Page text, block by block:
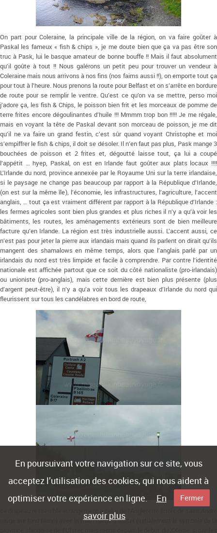
En poursuivant votre navigation sur ce site, vous
acceptez l’utilisation des cookies, qui nous aident à
optimiser votre expérience en ligne.
Fermer
En
savoir plus
On part pour Coleraine, la principale ville de la région, on va faire goûter à
Paskal les fameux « fish & chips », je me doute bien que ça va pas être son
truc à Pask, lui le basque amateur de bonne bouffe !! Mais il faut absolument
qu’il goûte à tout !! Nous galérons un petit peu pour trouver un vendeur à
Coleraine mais nous arrivons à nos fins (nos faims aussi !!), on emporte tout ça
pour tout à l’heure. Nous prenons la route pour Belfast et on s’arrête en bordure
de route pour se remplir le ventre. Qu’est ce qu’on va se mettre, perso moi
j’adore ça, les fish & Chips, le poisson bien frit et les morceaux de pomme de
terre frites encore dégoulinantes d’huile !!! Mmmm trop bon !!!!! Je me régale,
mais en voyant la tête de Paskal devant son morceau de poisson, je me dit
qu’il ne va faire un grand festin, c’est sûr quand voyant Christophe et moi
s’empiffrer le fish & chips, il doit se désoler. Il n’en faut pas plus, Pask mange 3
bouchées de poisson et 2 frites et, dégoutté laisse tout, ça lui a coupé
l’appétit … hyep, Paskal, on est en Irlande faut goûter aux plats locaux !!!!
L’Irlande du nord, province annexée par le Royaume Uni sur la terre irlandaise,
si le paysage ne change pas beaucoup par rapport à la République d’Irlande,
(on est sur la même île), l’économie, les infrastructures, l’agriculture, l’accent
anglais, … tout ça est vraiment différent par rapport à la République d’Irlande :
les fermes agricoles sont bien plus grandes et plus riches il n’y a qu’à voir les
bâtiments, les routes, les aménagements extérieurs sont de bien meilleure
facture qu’en Irlande. La région est très industrielle aussi. L’accent aussi, ce
n’est pas pour jeter la pierre aux irlandais mais quand ils parlent on dirait qu’ils
mangent des shamalows en même temps, alors que l’anglais parlé par un
irlandais du nord est très limpide et facile à comprendre. Par contre l’identité
nationale est affichée partout que ce soit du côté nationaliste (pro-irlandais)
ou unioniste (pro-anglais), mais cette dernière est bien plus présente (plus
d’argent peut-être), il n’y a qu’a voir tous les drapeaux d’Irlande du nord qui
fleurissent sur tous les candélabres en bord de route,
ce drapeau ressemble étrangement à celui de l’Angleterre (croix de saint André
rouge sur fond blanc) avec la main rouge d’Ulster (initialement le symbole de la